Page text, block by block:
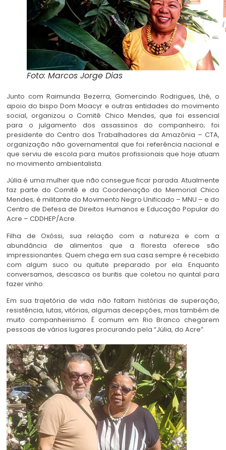
Foto: Marcos Jorge Dias
Junto com Raimunda Bezerra, Gomercindo Rodrigues, Lhé, o
apoio do bispo Dom Moacyr e outras entidades do movimento
social, organizou o Comitê Chico Mendes, que foi essencial
para o julgamento dos assassinos do companheiro; foi
presidente do Centro dos Trabalhadores da Amazônia – CTA,
organização não governamental que foi referência nacional e
que serviu de escola para muitos profissionais que hoje atuam
no movimento ambientalista.
Júlia é uma mulher que não consegue ficar parada. Atualmente
faz parte do Comitê e da Coordenação do Memorial Chico
Mendes; é militante do Movimento Negro Unificado – MNU – e do
Centro de Defesa de Direitos Humanos e Educação Popular do
Acre – CDDHEP/Acre.
Filha de Oxóssi, sua relação com a natureza e com a
abundância de alimentos que a floresta oferece são
impressionantes. Quem chega em sua casa sempre é recebido
com algum suco ou quitute preparado por ela. Enquanto
conversamos, descasca os buritis que coletou no quintal para
fazer vinho.
Em sua trajetória de vida não faltam histórias de superação,
resistência, lutas, vitórias, algumas decepções, mas também de
muito companheirismo. É comum em Rio Branco chegarem
pessoas de vários lugares procurando pela “Júlia, do Acre”.